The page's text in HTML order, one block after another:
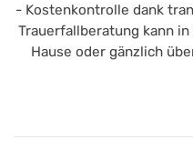
- Kostenkontrolle dank
Trauerfallberatung kann
Hause oder gänzlich